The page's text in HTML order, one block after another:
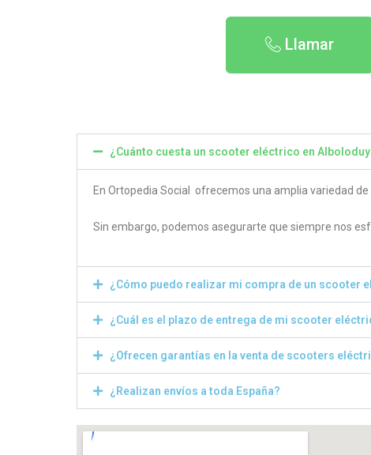
Llamar
¿Cuánto cuesta un scooter eléctrico en
En Ortopedia Social ofrecemos una amplia variedad
Sin embargo, podemos asegurarte que siempre nos
¿Cómo puedo realizar mi compra de un scooter
¿Cuál es el plazo de entrega de mi scooter
¿Ofrecen garantías en la venta de scooters
¿Realizan envíos a toda España?